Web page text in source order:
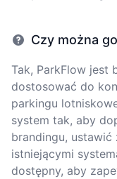
Czy można
Tak, ParkFlow jest
dostosować do
parkingu
system tak, aby
brandingu,
istniejącymi
dostępny, aby